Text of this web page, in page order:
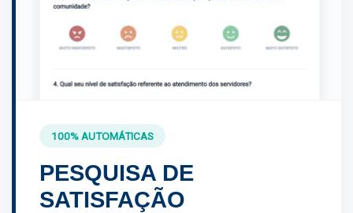
100% AUTOMÁTICAS
PESQUISA DE
SATISFAÇÃO